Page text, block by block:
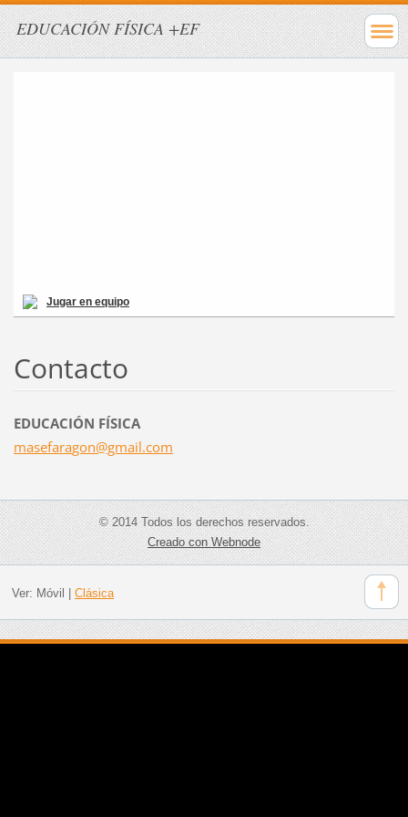
EDUCACIÓN FÍSICA +EF
Jugar en equipo
Contacto
EDUCACIÓN FÍSICA
masefaragon@gmail.com
© 2014 Todos los derechos reservados.
Creado con Webnode
Ver: Móvil Clásica